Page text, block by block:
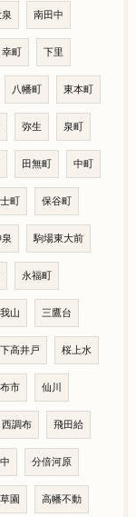
南田中
幸町 下里
八幡町 東本町
弥生 泉町
田無町 中町
町 保谷町
泉 駒場東大前
永福町
山 三鷹台
下高井戸 桜上水
市 仙川
西調布 飛田給
分倍河原
園 高幡不動